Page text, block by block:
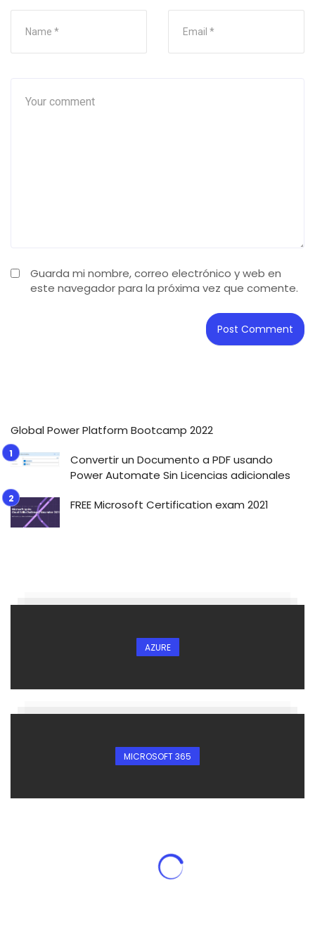
Guarda mi nombre, correo electrónico y web en
este navegador para la próxima vez que comente.
Global Power Platform Bootcamp 2022
Convertir un Documento a PDF usando
Power Automate Sin Licencias adicionales
FREE Microsoft Certification exam 2021
AZURE
MICROSOFT 365